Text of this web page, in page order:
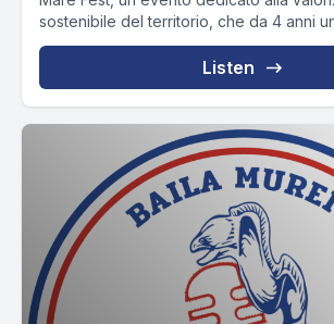
sostenibile del territorio, che da 4 anni
Listen